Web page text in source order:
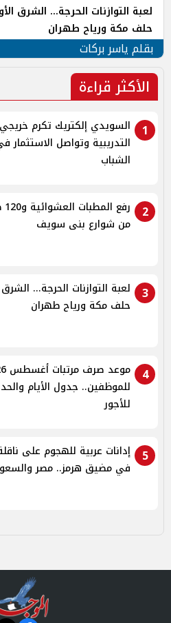
لعبة التوازنات الحرجة... الشرق
حلف مكة ورياح طهران
بقلم ياسر بركات
الأكثر قراءة
1
السويدي إلكتريك تكرم
التدريبية وتواصل الاستثمار
الشباب
2
من شوارع بنى سويف
3
لعبة التوازنات الحرجة...
حلف مكة ورياح طهران
4
للموظفين.. جدول الأيام
للأجور
5
إدانات عربية للهجوم على
في مضيق هرمز.. مصر